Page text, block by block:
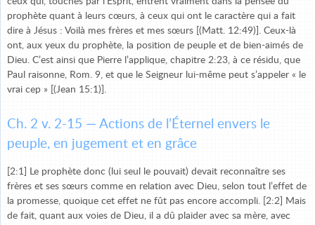
prophète quant à leurs cœurs, à ceux qui ont le caractère qui a fait
dire à Jésus : Voilà mes frères et mes sœurs [(Matt. 12:49)]. Ceux-là
ont, aux yeux du prophète, la position de peuple et de bien-aimés de
Dieu. C’est ainsi que Pierre l’applique, chapitre 2:23, à ce résidu, que
Paul raisonne, Rom. 9, et que le Seigneur lui-même peut s’appeler « le
vrai cep » [(Jean 15:1)].
Ch. 2 v. 2-15 — Actions de l’Éternel envers le
peuple, en jugement et en grâce
[2:1] Le prophète donc (lui seul le pouvait) devait reconnaître ses
frères et ses sœurs comme en relation avec Dieu, selon tout l’effet de
la promesse, quoique cet effet ne fût pas encore accompli. [2:2] Mais
de fait, quant aux voies de Dieu, il a dû plaider avec sa mère, avec